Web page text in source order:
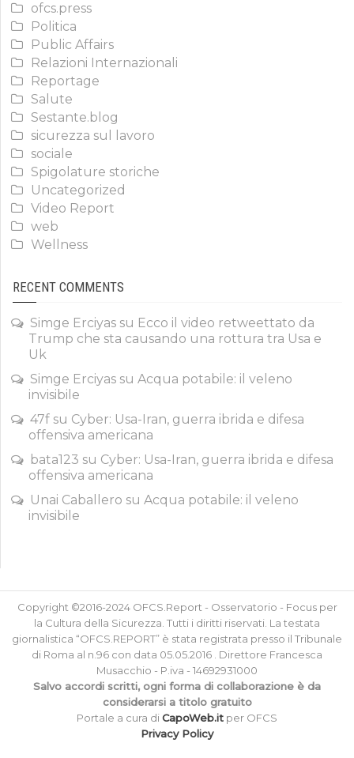
ofcs.press
Politica
Public Affairs
Relazioni Internazionali
Reportage
Salute
Sestante.blog
sicurezza sul lavoro
sociale
Spigolature storiche
Uncategorized
Video Report
web
Wellness
RECENT COMMENTS
Simge Erciyas su Ecco il video retweettato da
Trump che sta causando una rottura tra Usa e
Uk
Simge Erciyas su Acqua potabile: il veleno
invisibile
47f su Cyber: Usa-Iran, guerra ibrida e difesa
offensiva americana
bata123 su Cyber: Usa-Iran, guerra ibrida e difesa
offensiva americana
Unai Caballero su Acqua potabile: il veleno
invisibile
Copyright ©2016-2024 OFCS.Report - Osservatorio - Focus per
la Cultura della Sicurezza. Tutti i diritti riservati. La testata
giornalistica “OFCS.REPORT” è stata registrata presso il Tribunale
di Roma al n.96 con data 05.05.2016 . Direttore Francesca
Musacchio - P.iva - 14692931000
Salvo accordi scritti, ogni forma di collaborazione è da
considerarsi a titolo gratuito
Portale a cura diCapoWeb.it per OFCS
Privacy Policy